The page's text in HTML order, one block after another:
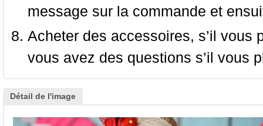
message sur la commande et
Acheter des accessoires, s’il
vous avez des questions s’il vous
Détail de l'image